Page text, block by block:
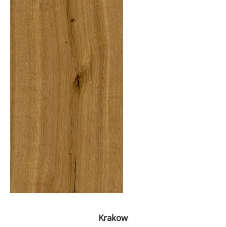
Krakow